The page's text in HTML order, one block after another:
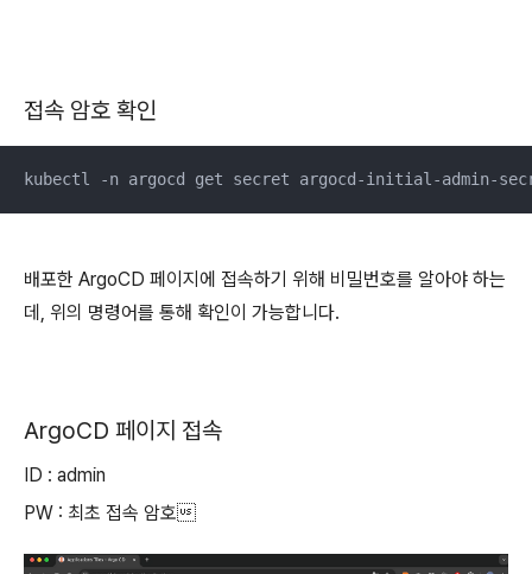
접속 암호 확인
kubectl -n argocd get secret argocd-initial-admin-
배포한 ArgoCD 페이지에 접속하기 위해 비밀번호를 알아야 하는
데, 위의 명령어를 통해 확인이 가능합니다.
ArgoCD 페이지 접속
ID : admin
PW : 최초 접속 암호